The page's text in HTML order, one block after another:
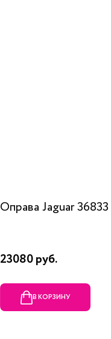
Оправа Jaguar
23080 руб.
В КОРЗИНУ